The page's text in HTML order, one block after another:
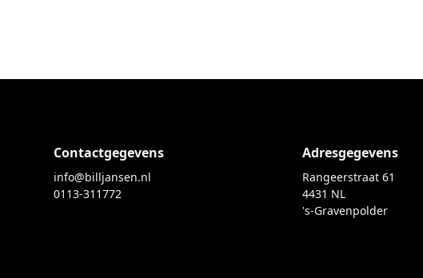
Contactgegevens
info@billjansen.nl
0113-311772
Adresgegevens
Rangeerstraat 61
4431 NL
's-Gravenpolder